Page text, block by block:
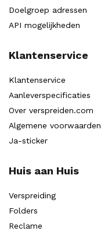
Doelgroep adressen
API mogelijkheden
Klantenservice
Klantenservice
Aanleverspecificaties
Over verspreiden.com
Algemene voorwaarden
Ja-sticker
Huis aan Huis
Verspreiding
Folders
Reclame